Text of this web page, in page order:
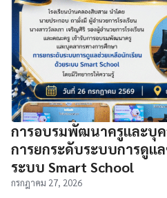
การอบรมพัฒนาครูและบุ
การยกระดับระบบการดูแ
ระบบ Smart School
กรกฎาคม 27, 2026